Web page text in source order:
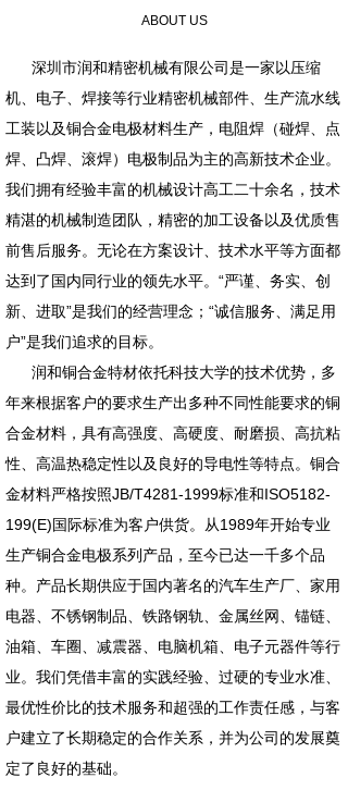
ABOUT US
深圳市润和精密机械有限公司是一家以压缩
机、电子、焊接等行业精密机械部件、生产流水线
工装以及铜合金电极材料生产，电阻焊（碰焊、点
焊、凸焊、滚焊）电极制品为主的高新技术企业。
我们拥有经验丰富的机械设计高工二十余名，技术
精湛的机械制造团队，精密的加工设备以及优质售
前售后服务。无论在方案设计、技术水平等方面都
达到了国内同行业的领先水平。“严谨、务实、创
新、进取”是我们的经营理念；“诚信服务、满足用
户”是我们追求的目标。
润和铜合金特材依托科技大学的技术优势，多
年来根据客户的要求生产出多种不同性能要求的铜
合金材料，具有高强度、高硬度、耐磨损、高抗粘
性、高温热稳定性以及良好的导电性等特点。铜合
金材料严格按照JB/T4281-1999标准和ISO5182-
199(E)国际标准为客户供货。从1989年开始专业
生产铜合金电极系列产品，至今已达一千多个品
种。产品长期供应于国内著名的汽车生产厂、家用
电器、不锈钢制品、铁路钢轨、金属丝网、锚链、
油箱、车圈、减震器、电脑机箱、电子元器件等行
业。我们凭借丰富的实践经验、过硬的专业水准、
最优性价比的技术服务和超强的工作责任感，与客
户建立了长期稳定的合作关系，并为公司的发展奠
定了良好的基础。